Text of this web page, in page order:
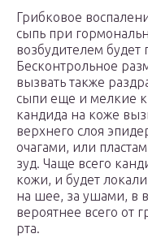
Грибковое
сыпь при
возбудителем будет
Бесконтрольное
вызвать также
сыпи еще и мелкие
кандида на коже
верхнего слоя
очагами, или
зуд. Чаще всего
кожи, и будет
на шее, за ушами, в
вероятнее всего от
рта.